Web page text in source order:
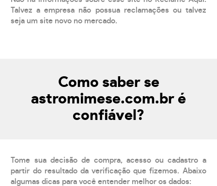
Talvez a empresa não possua reclamações ou talvez
seja um site novo no mercado.
Como saber se
astromimese.com.br é
confiável?
Tome sua decisão de compra, acesso ou cadastro a
partir do resultado da verificação que fizemos. Abaixo
algumas dicas para você entender melhor os dados: